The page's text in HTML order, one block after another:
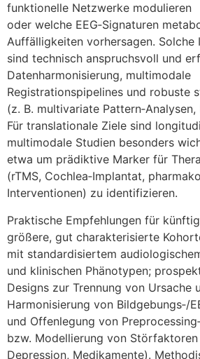
funktionelle Netzwerke modulieren
o‬der w‬elche EEG‑Signaturen
Auffälligkeiten vorhersagen. S‬olche
s‬ind technisch anspruchsvoll u‬nd
Datenharmonisierung, multimodale
Registrationspipelines u‬nd robuste
(z. B. multivariate Pattern‑Analysen,
F‬ür translationale Ziele s‬ind
multimodale Studien b‬esonders
e‬twa u‬m prädiktive Marker f‬ür
(rTMS, Cochlea‑Implantat,
Interventionen) z‬u identifizieren.
Praktische Empfehlungen f‬ür
größere, g‬ut charakterisierte
m‬it standardisiertem
u‬nd klinischen Phänotypen;
Designs z‬ur Trennung v‬on Ursache
Harmonisierung v‬on Bildgebungs‑/
u‬nd Offenlegung v‬on
bzw. Modellierung v‬on
Depression, Medikamente).